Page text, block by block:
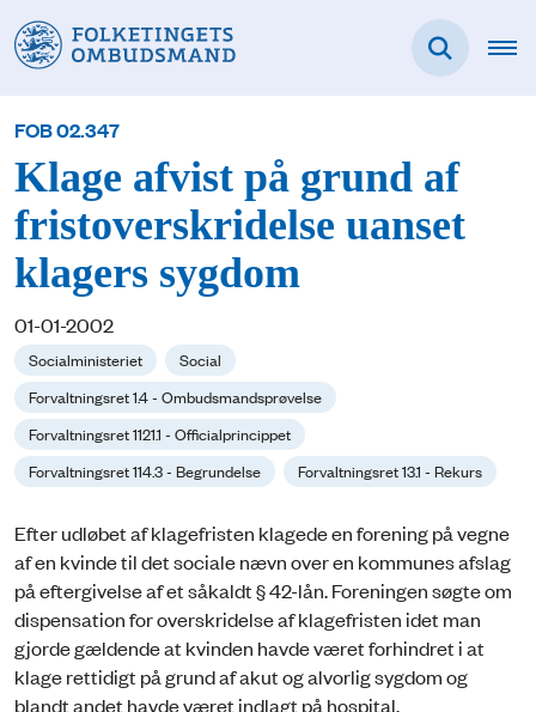
FOB 02.347
Klage afvist på grund af
fristoverskridelse uanset
klagers sygdom
01-01-2002
Socialministeriet
Social
Forvaltningsret 1.4 - Ombudsmandsprøvelse
Forvaltningsret 1121.1 - Officialprincippet
Forvaltningsret 114.3 - Begrundelse
Forvaltningsret 13.1 - Rekurs
Efter udløbet af klagefristen klagede en forening på vegne
af en kvinde til det sociale nævn over en kommunes afslag
på eftergivelse af et såkaldt § 42-lån. Foreningen søgte om
dispensation for overskridelse af klagefristen idet man
gjorde gældende at kvinden havde været forhindret i at
klage rettidigt på grund af akut og alvorlig sygdom og
blandt andet havde været indlagt på hospital.